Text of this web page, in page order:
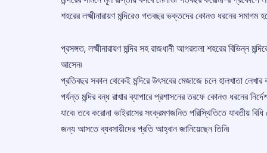
শহরের লক্ষ্মীনারায়ণ মন্দিরেও গতবছর ভক্তদের কোনও ধরনের সমাগম
প্রসঙ্গত, লক্ষ্মীনারায়ণ মন্দির সহ রাজধানী আগরতলা শহরের বিভিন্ন
আসেন৷
প্রতিবছর সকাল থেকেই মন্দিরে উৎসবের মেজাজে চলে হালখাতা লেখার
পর্যন্ত মন্দির বন্ধ রাখার ব্যাপারে প্রশাসনের তরফে কোনও ধরনের
যাবে৷ তবে করোনা ভাইরাসের সংক্রমণজনিত পরিস্থিতিতে যাবতীয়
জন্য আসতে ব্যবসায়ীদের প্রতি আহ্বান জানিয়েছেন তিনি৷